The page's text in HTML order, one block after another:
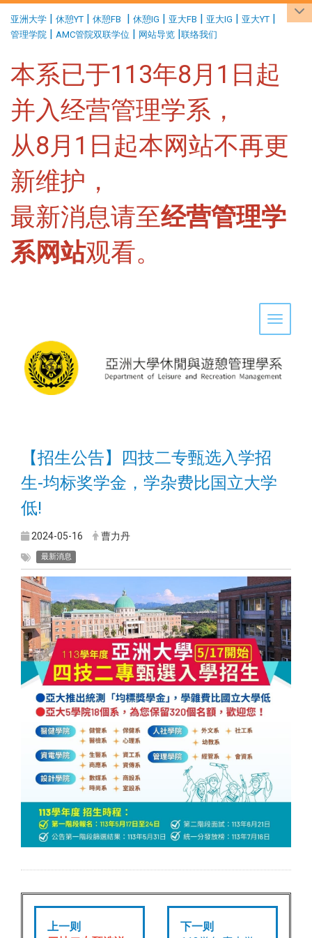
亚洲大学 | 休憩YT | 休憩FB | 休憩IG | 亚大FB | 亚大IG | 亚大YT |
管理学院 | AMC管院双联学位 | 网站导览 |联络我们
本系已于113年8月1日起
并入经营管理学系，
从8月1日起本网站不再更
新维护，
最新消息请至经营管理学
系网站观看。
Toggle
【招生公告】四技二专甄选入学招
生-均标奖学金，学杂费比国立大学
低!
2024-05-16 曹力丹
最新消息
上一则
下一则